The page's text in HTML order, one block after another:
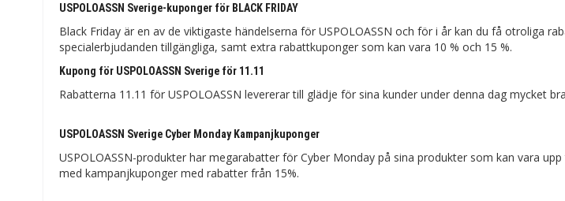
USPOLOASSN Sverige-kuponger för BLACK FRIDAY
Black Friday är en av de viktigaste händelserna för USPOLOASSN och för i år kan du få otroliga
specialerbjudanden tillgängliga, samt extra rabattkuponger som kan vara 10 % och 15 %.
Kupong för USPOLOASSN Sverige för 11.11
Rabatterna 11.11 för USPOLOASSN levererar till glädje för sina kunder under denna dag mycket
USPOLOASSN Sverige Cyber ​​​​Monday Kampanjkuponger
USPOLOASSN-produkter har megarabatter för Cyber ​​​​Monday på sina produkter som kan vara
med kampanjkuponger med rabatter från 15%.